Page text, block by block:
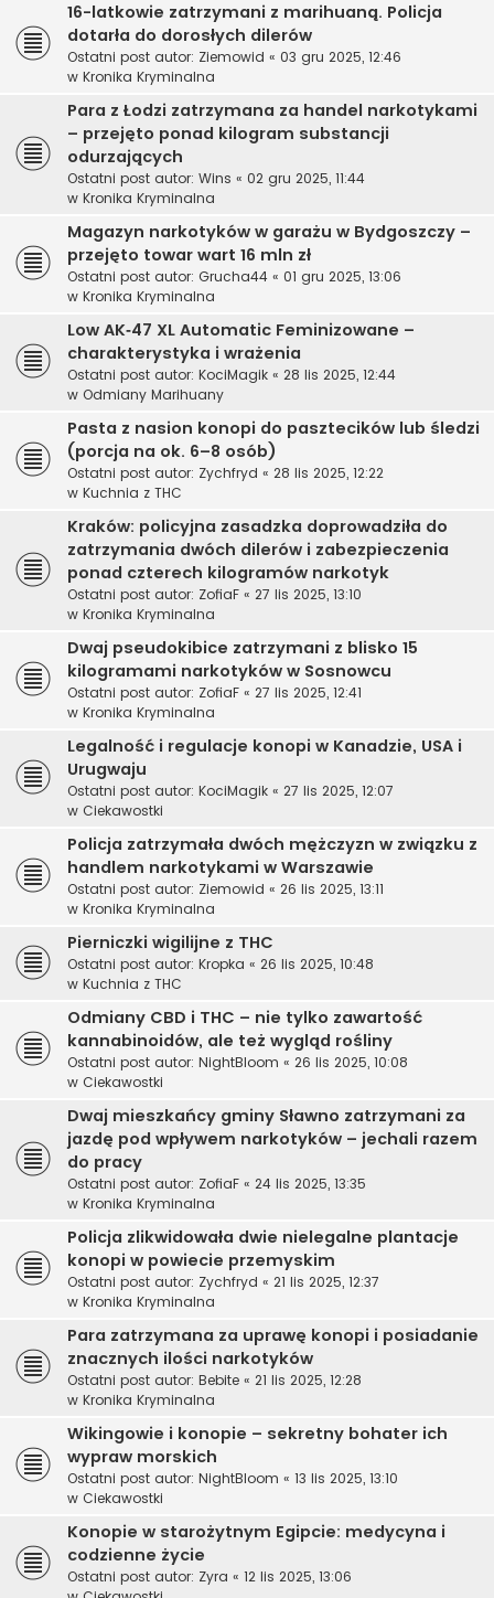
16-latkowie zatrzymani z marihuaną. Policja
dotarła do dorosłych dilerów
Ostatni post autor: Ziemowid « 03 gru 2025, 12:46
w Kronika Kryminalna
Para z Łodzi zatrzymana za handel narkotykami
– przejęto ponad kilogram substancji
odurzających
Ostatni post autor: Wins « 02 gru 2025, 11:44
w Kronika Kryminalna
Magazyn narkotyków w garażu w Bydgoszczy –
przejęto towar wart 16 mln zł
Ostatni post autor: Grucha44 « 01 gru 2025, 13:06
w Kronika Kryminalna
Low AK‑47 XL Automatic Feminizowane –
charakterystyka i wrażenia
Ostatni post autor: KociMagik « 28 lis 2025, 12:44
w Odmiany Marihuany
Pasta z nasion konopi do pasztecików lub śledzi
(porcja na ok. 6–8 osób)
Ostatni post autor: Zychfryd « 28 lis 2025, 12:22
w Kuchnia z THC
Kraków: policyjna zasadzka doprowadziła do
zatrzymania dwóch dilerów i zabezpieczenia
ponad czterech kilogramów narkotyk
Ostatni post autor: ZofiaF « 27 lis 2025, 13:10
w Kronika Kryminalna
Dwaj pseudokibice zatrzymani z blisko 15
kilogramami narkotyków w Sosnowcu
Ostatni post autor: ZofiaF « 27 lis 2025, 12:41
w Kronika Kryminalna
Legalność i regulacje konopi w Kanadzie, USA i
Urugwaju
Ostatni post autor: KociMagik « 27 lis 2025, 12:07
w Ciekawostki
Policja zatrzymała dwóch mężczyzn w związku z
handlem narkotykami w Warszawie
Ostatni post autor: Ziemowid « 26 lis 2025, 13:11
w Kronika Kryminalna
Pierniczki wigilijne z THC
Ostatni post autor: Kropka « 26 lis 2025, 10:48
w Kuchnia z THC
Odmiany CBD i THC – nie tylko zawartość
kannabinoidów, ale też wygląd rośliny
Ostatni post autor: NightBloom « 26 lis 2025, 10:08
w Ciekawostki
Dwaj mieszkańcy gminy Sławno zatrzymani za
jazdę pod wpływem narkotyków – jechali razem
do pracy
Ostatni post autor: ZofiaF « 24 lis 2025, 13:35
w Kronika Kryminalna
Policja zlikwidowała dwie nielegalne plantacje
konopi w powiecie przemyskim
Ostatni post autor: Zychfryd « 21 lis 2025, 12:37
w Kronika Kryminalna
Para zatrzymana za uprawę konopi i posiadanie
znacznych ilości narkotyków
Ostatni post autor: Bebite « 21 lis 2025, 12:28
w Kronika Kryminalna
Wikingowie i konopie – sekretny bohater ich
wypraw morskich
Ostatni post autor: NightBloom « 13 lis 2025, 13:10
w Ciekawostki
Konopie w starożytnym Egipcie: medycyna i
codzienne życie
Ostatni post autor: Zyra « 12 lis 2025, 13:06